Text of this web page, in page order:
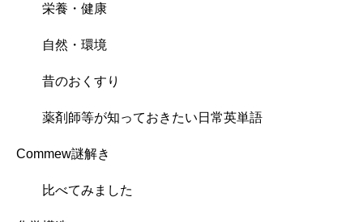
栄養・健康
自然・環境
昔のおくすり
薬剤師等が知っておきたい日常英単語
Commew謎解き
比べてみました